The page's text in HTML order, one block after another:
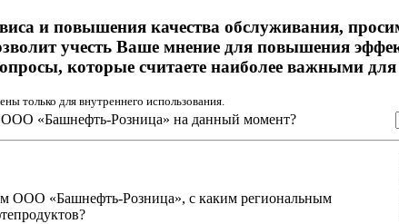
и повышения качества обслуживания,
учесть Ваше мнение для повышения
которые считаете наиболее важными для
только для внутреннего использования.
ООО «Башнефть-Розница» на данный момент?
ООО «Башнефть-Розница», с каким региональным